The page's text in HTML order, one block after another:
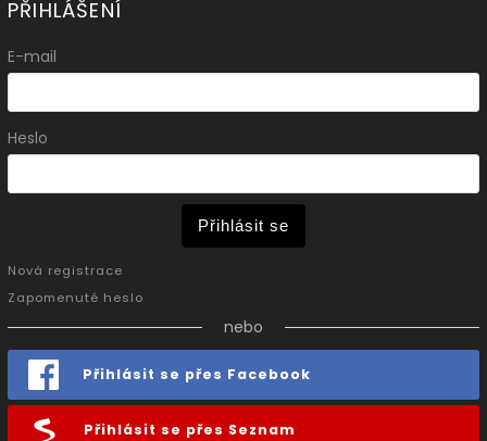
PŘIHLÁŠENÍ
E-mail
Heslo
Přihlásit se
Nová registrace
Zapomenuté heslo
nebo
Přihlásit se přes Facebook
Přihlásit se přes Seznam